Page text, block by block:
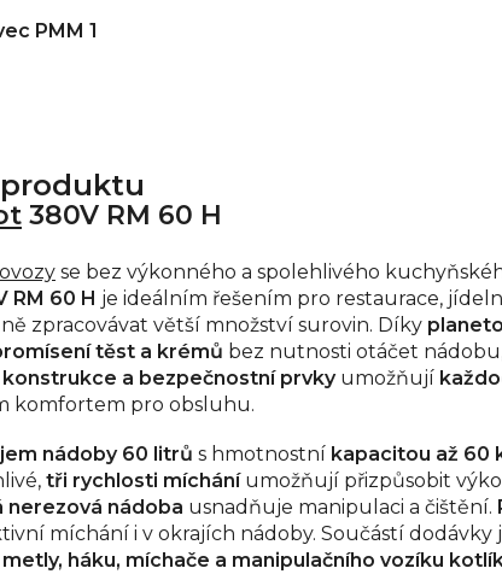
PMM 1
380V RM 60 H
se bez výkonného a spolehlivého
RM 60 H je ideálním řešením pro restaurace,
zpracovávat větší množství surovin. Díky
těst a krémů bez nutnosti otáčet
konstrukce a bezpečnostní prvkyumožňují
komfortem pro obsluhu.
nádoby 60 litrů s hmotnostní kapacitou až 60
tři rychlosti mícháníumožňují přizpůsobit
nerezová nádoba usnadňuje manipulaci a čištění.
míchání i v okrajích nádoby. Součástí dodávky
háku, míchače a manipulačního vozíku